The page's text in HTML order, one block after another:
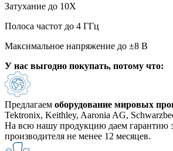
Затухание до 10X
Полоса частот до 4 ГГц
Максимальное напряжение до ±8 В
У нас выгодно покупать, потому что:
Предлагаем оборудование мировых
Tektronix, Keithley, Aaronia AG,
На всю нашу продукцию даем гарантию
производителя не менее 12 месяцев.